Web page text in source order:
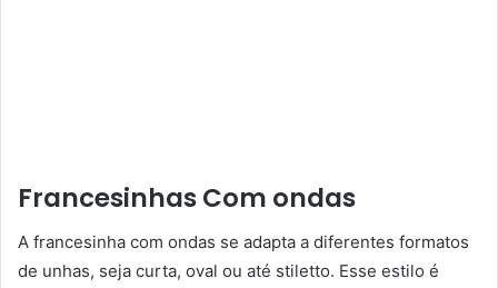
Francesinhas Com ondas
A francesinha com ondas se adapta a diferentes formatos
de unhas, seja curta, oval ou até stiletto. Esse estilo é